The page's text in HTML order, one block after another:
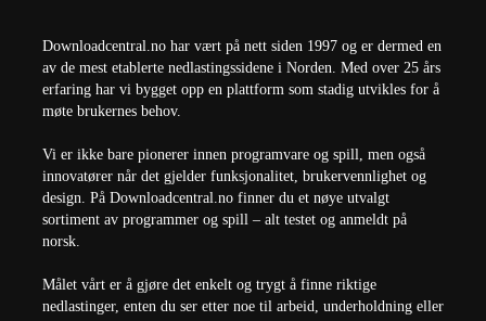
Downloadcentral.no har vært på nett siden 1997 og er dermed en
av de mest etablerte nedlastingssidene i Norden. Med over 25 års
erfaring har vi bygget opp en plattform som stadig utvikles for å
møte brukernes behov.
Vi er ikke bare pionerer innen programvare og spill, men også
innovatører når det gjelder funksjonalitet, brukervennlighet og
design. På Downloadcentral.no finner du et nøye utvalgt
sortiment av programmer og spill – alt testet og anmeldt på
norsk.
Målet vårt er å gjøre det enkelt og trygt å finne riktige
nedlastinger, enten du ser etter noe til arbeid, underholdning eller